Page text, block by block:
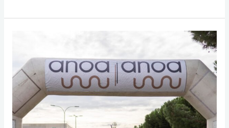
Touil
y
Katherine
Tisalema
Puruncaja,
ganadores